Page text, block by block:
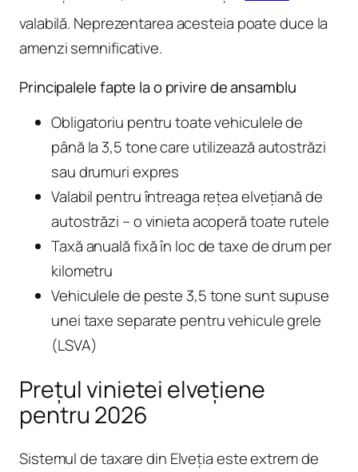
valabilă. Neprezentarea acesteia poate duce la
amenzi semnificative.
Principalele fapte la o privire de ansamblu
Obligatoriu pentru toate vehiculele de
până la 3,5 tone care utilizează autostrăzi
sau drumuri expres
Valabil pentru întreaga rețea elvețiană de
autostrăzi – o vinieta acoperă toate rutele
Taxă anuală fixă în loc de taxe de drum per
kilometru
Vehiculele de peste 3,5 tone sunt supuse
unei taxe separate pentru vehicule grele
(LSVA)
Prețul vinietei elvețiene
pentru 2026
Sistemul de taxare din Elveția este extrem de